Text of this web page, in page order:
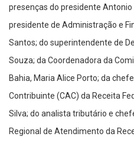
presenças do presidente Antonio
presidente de Administração e
Santos; do superintendente de
Souza; da Coordenadora da
Bahia, Maria Alice Porto; da
Contribuinte (CAC) da Receita
Silva; do analista tributário e
Regional de Atendimento da